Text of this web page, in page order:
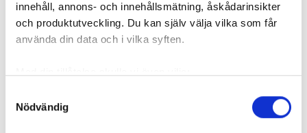
innehåll, annons- och innehållsmätning, åskådarinsikter
och produktutveckling. Du kan själv välja vilka som får
använda din data och i vilka syften.
som kan ha en noggrannhet på upp till flera meter
Nödvändig
REKOMMENDERADE ARTIKLAR